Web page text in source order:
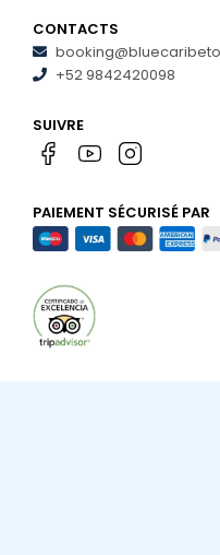
CONTACTS
+52 9842420098
SUIVRE
PAIEMENT SÉCURISÉ PAR